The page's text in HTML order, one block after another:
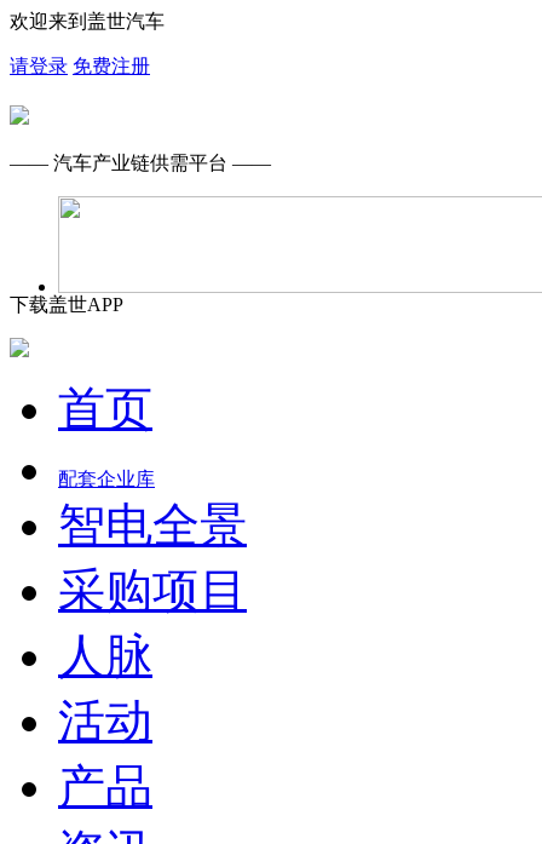
欢迎来到盖世汽车
请登录 免费注册
—— 汽车产业链供需平台 ——
下载盖世APP
首页
配套企业库
智电全景
采购项目
人脉
活动
产品